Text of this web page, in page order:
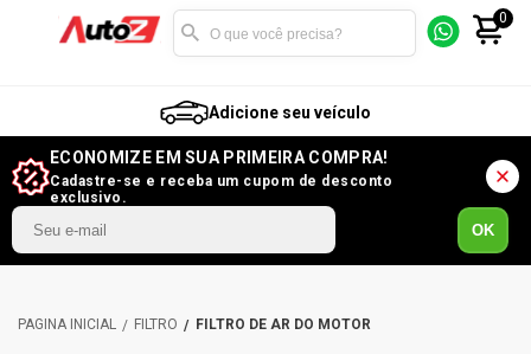
0
Adicione seu veículo
ECONOMIZE EM SUA PRIMEIRA COMPRA!
Cadastre-se e receba um cupom de desconto
exclusivo.
OK
FILTRO FILTRO DE AR DO MOTOR